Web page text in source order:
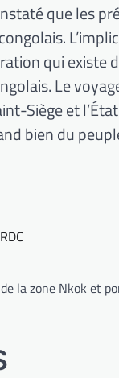
que les
qui
Le
Siège et
bien du
la zone Nkok et